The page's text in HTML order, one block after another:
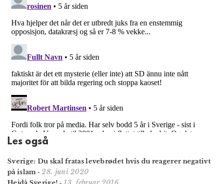
Les også
Sverige: Du skal fratas levebrødet hvis du reagerer negativt
på islam -28. juni 2020